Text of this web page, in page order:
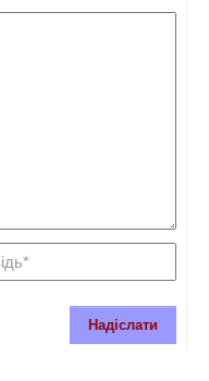
Надіслати